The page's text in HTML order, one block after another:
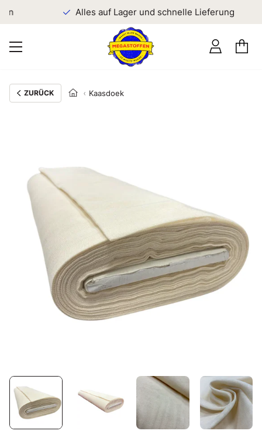
Alles auf Lager und schnelle Lieferung
ZURÜCK Kaasdoek